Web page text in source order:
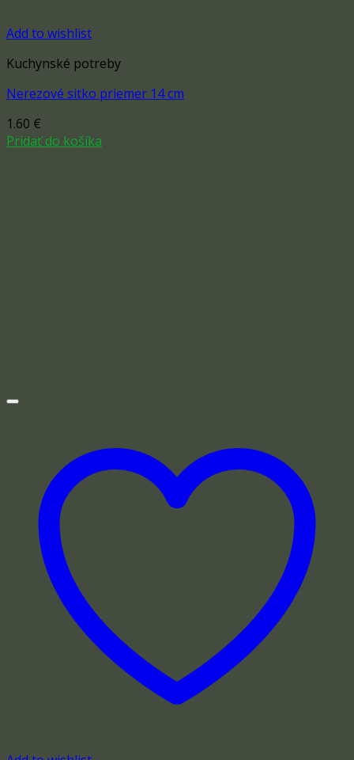
Add to wishlist
Kuchynské potreby
Nerezové sitko priemer 14 cm
1.60 €
Pridať do košíka